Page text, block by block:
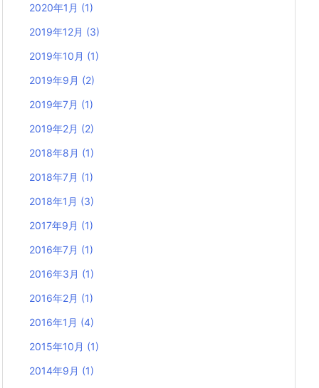
2020年1月 (1)
2019年12月 (3)
2019年10月 (1)
2019年9月 (2)
2019年7月 (1)
2019年2月 (2)
2018年8月 (1)
2018年7月 (1)
2018年1月 (3)
2017年9月 (1)
2016年7月 (1)
2016年3月 (1)
2016年2月 (1)
2016年1月 (4)
2015年10月 (1)
2014年9月 (1)